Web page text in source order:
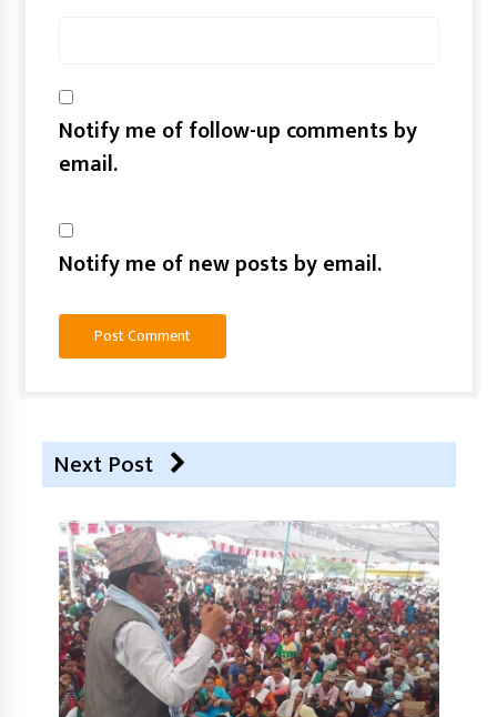
Notify me of follow-up comments by
email.
Notify me of new posts by email.
Next Post